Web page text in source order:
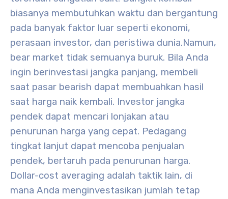
biasanya membutuhkan waktu dan bergantung
pada banyak faktor luar seperti ekonomi,
perasaan investor, dan peristiwa dunia.Namun,
bear market tidak semuanya buruk. Bila Anda
ingin berinvestasi jangka panjang, membeli
saat pasar bearish dapat membuahkan hasil
saat harga naik kembali. Investor jangka
pendek dapat mencari lonjakan atau
penurunan harga yang cepat. Pedagang
tingkat lanjut dapat mencoba penjualan
pendek, bertaruh pada penurunan harga.
Dollar-cost averaging adalah taktik lain, di
mana Anda menginvestasikan jumlah tetap